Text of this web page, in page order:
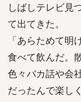
しばしテレビ見
て出てきた。
「あらためて明
食べて飲んだ。
色々バカ話や会
だったんで楽し